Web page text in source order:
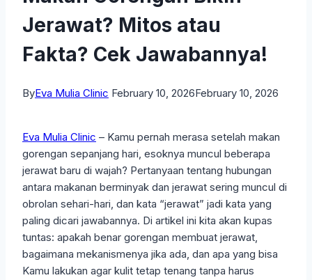
Jerawat? Mitos atau
Fakta? Cek Jawabannya!
ByEva Mulia Clinic February 10, 2026February 10, 2026
Eva Mulia Clinic – Kamu pernah merasa setelah makan
gorengan sepanjang hari, esoknya muncul beberapa
jerawat baru di wajah? Pertanyaan tentang hubungan
antara makanan berminyak dan jerawat sering muncul di
obrolan sehari-hari, dan kata “jerawat” jadi kata yang
paling dicari jawabannya. Di artikel ini kita akan kupas
tuntas: apakah benar gorengan membuat jerawat,
bagaimana mekanismenya jika ada, dan apa yang bisa
Kamu lakukan agar kulit tetap tenang tanpa harus